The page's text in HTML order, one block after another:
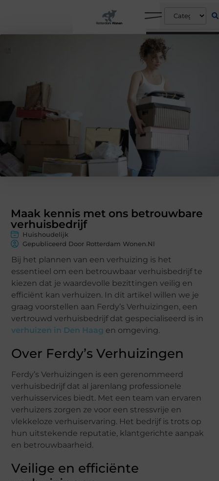
Maak kennis met ons betrouwbare
verhuisbedrijf
Huishoudelijk
Gepubliceerd Door Rotterdam Wonen.nl
Bij het plannen van een verhuizing is het
essentieel om een betrouwbaar verhuisbedrijf te
kiezen dat je waardevolle bezittingen veilig en
efficiënt kan verhuizen. In dit artikel willen we je
graag voorstellen aan Ferdy’s Verhuizingen, een
vertrouwd verhuisbedrijf dat gespecialiseerd is in
verhuizen in Den Haag en omgeving.
Over Ferdy’s Verhuizingen
Ferdy’s Verhuizingen is een gerenommeerd
verhuisbedrijf dat al jarenlang professionele
verhuisservices biedt. Met een team van ervaren
verhuizers zorgen ze voor een stressvrije en
vlekkeloze verhuiservaring. Het bedrijf is trots op
hun uitstekende reputatie, klantgerichte aanpak
en betrouwbaarheid.
Veilige en efficiënte